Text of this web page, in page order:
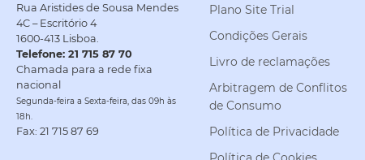
Rua Aristides de Sousa Mendes
4C – Escritório 4
1600-413 Lisboa.
Telefone: 21 715 87 70
Chamada para a rede fixa
nacional
Segunda-feira a Sexta-feira, das 09h às
18h.
Fax: 21 715 87 69
Plano Site Trial
Condições Gerais
Livro de reclamações
Arbitragem de Conflitos
de Consumo
Política de Privacidade